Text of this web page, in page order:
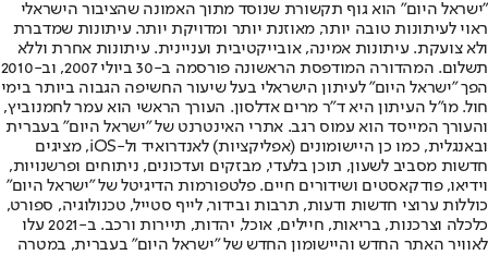
"ישראל היום" הוא גוף תקשורת שנוסד מתוך האמונה שהציבור הישראלי
ראוי לעיתונות טובה יותר, מאוזנת יותר ומדויקת יותר. עיתונות שמדברת
ולא צועקת. עיתונות אמינה, אובייקטיבית ועניינית. עיתונות אחרת וללא
תשלום. המהדורה המודפסת הראשונה פורסמה ב-30 ביולי 2007, וב-2010
הפך "ישראל היום" לעיתון הישראלי בעל שיעור החשיפה הגבוה ביותר בימי
חול. מו"ל העיתון היא ד"ר מרים אדלסון. העורך הראשי הוא עמר לחמנוביץ,
והעורך המייסד הוא עמוס רגב. אתרי האינטרנט של "ישראל היום" בעברית
ובאנגלית, כמו כן היישומונים (אפליקציות) לאנדרואיד ול-iOS, מציגים
חדשות מסביב לשעון, תוכן בלעדי, מבזקים ועדכונים, ניתוחים ופרשנויות,
וידיאו, פודקאסטים ושידורים חיים. פלטפורמות הדיגיטל של "ישראל היום"
כוללות ערוצי חדשות ודעות, תרבות ובידור, לייף סטייל, טכנולוגיה, ספורט,
כלכלה וצרכנות, בריאות, חיילים, אוכל, יהדות, תיירות ורכב. ב-2021 עלו
לאוויר האתר החדש והיישומון החדש של "ישראל היום" בעברית, במטרה